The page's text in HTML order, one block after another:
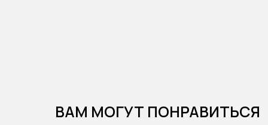
ВАМ МОГУТ ПОНРАВИТЬСЯ